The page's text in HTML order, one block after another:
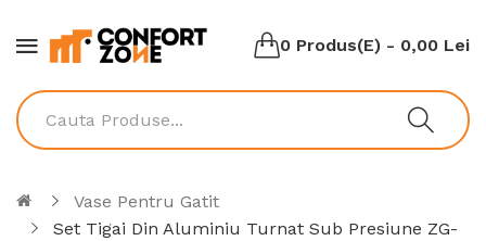
0 Produs(e) - 0,00 Lei
Vase Pentru Gatit
Set Tigai Din Aluminiu Turnat Sub Presiune ZG-